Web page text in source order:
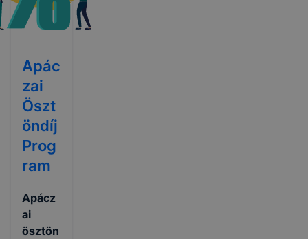
Apác
zai
Öszt
öndíj
Prog
ram
Apácz
ai
ösztön